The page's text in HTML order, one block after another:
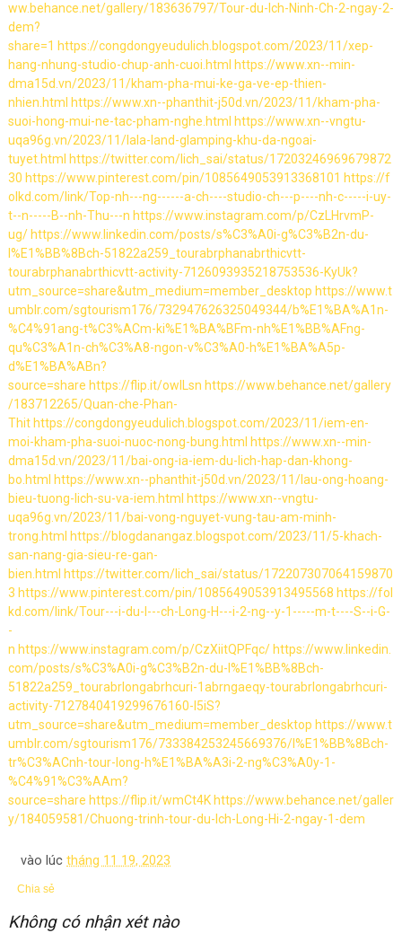
ww.behance.net/gallery/183636797/Tour-du-lch-Ninh-Ch-2-ngay-2-
dem?
share=1 https://congdongyeudulich.blogspot.com/2023/11/xep-
hang-nhung-studio-chup-anh-cuoi.html https://www.xn--min-
dma15d.vn/2023/11/kham-pha-mui-ke-ga-ve-ep-thien-
nhien.html https://www.xn--phanthit-j50d.vn/2023/11/kham-pha-
suoi-hong-mui-ne-tac-pham-nghe.html https://www.xn--vngtu-
uqa96g.vn/2023/11/lala-land-glamping-khu-da-ngoai-
tuyet.html https://twitter.com/lich_sai/status/17203246969679872
30 https://www.pinterest.com/pin/1085649053913368101 https://f
olkd.com/link/Top-nh---ng------a-ch----studio-ch---p----nh-c-----i-uy-
t--n-----B--nh-Thu---n https://www.instagram.com/p/CzLHrvmP-
ug/ https://www.linkedin.com/posts/s%C3%A0i-g%C3%B2n-du-
l%E1%BB%8Bch-51822a259_tourabrphanabrthicvtt-
tourabrphanabrthicvtt-activity-7126093935218753536-KyUk?
utm_source=share&utm_medium=member_desktop https://www.t
umblr.com/sgtourism176/732947626325049344/b%E1%BA%A1n-
%C4%91ang-t%C3%ACm-ki%E1%BA%BFm-nh%E1%BB%AFng-
qu%C3%A1n-ch%C3%A8-ngon-v%C3%A0-h%E1%BA%A5p-
d%E1%BA%ABn?
source=share https://flip.it/owlLsn https://www.behance.net/gallery
/183712265/Quan-che-Phan-
Thit https://congdongyeudulich.blogspot.com/2023/11/iem-en-
moi-kham-pha-suoi-nuoc-nong-bung.html https://www.xn--min-
dma15d.vn/2023/11/bai-ong-ia-iem-du-lich-hap-dan-khong-
bo.html https://www.xn--phanthit-j50d.vn/2023/11/lau-ong-hoang-
bieu-tuong-lich-su-va-iem.html https://www.xn--vngtu-
uqa96g.vn/2023/11/bai-vong-nguyet-vung-tau-am-minh-
trong.html https://blogdanangaz.blogspot.com/2023/11/5-khach-
san-nang-gia-sieu-re-gan-
bien.html https://twitter.com/lich_sai/status/172207307064159870
3 https://www.pinterest.com/pin/1085649053913495568 https://fol
kd.com/link/Tour---i-du-l---ch-Long-H---i-2-ng--y-1-----m-t----S--i-G-
-
n https://www.instagram.com/p/CzXiitQPFqc/ https://www.linkedin.
com/posts/s%C3%A0i-g%C3%B2n-du-l%E1%BB%8Bch-
51822a259_tourabrlongabrhcuri-1abrngaeqy-tourabrlongabrhcuri-
activity-7127840419299676160-I5iS?
utm_source=share&utm_medium=member_desktop https://www.t
umblr.com/sgtourism176/733384253245669376/l%E1%BB%8Bch-
tr%C3%ACnh-tour-long-h%E1%BA%A3i-2-ng%C3%A0y-1-
%C4%91%C3%AAm?
source=share https://flip.it/wmCt4K https://www.behance.net/galler
y/184059581/Chuong-trinh-tour-du-lch-Long-Hi-2-ngay-1-dem
vào lúctháng 11 19, 2023
Chia sẻ
Không có nhận xét nào